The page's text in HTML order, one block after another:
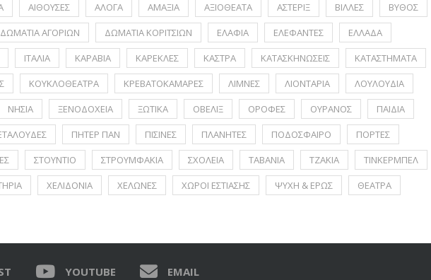
ΑΙΘΟΥΣΕΣ ΑΛΟΓΑ ΑΜΑΞΙΑ ΑΞΙΟΘΕΑΤΑ ΑΣΤΕΡΙΞ ΒΙΛΛΕΣ
ΒΥΘΟΣ
ΔΩΜΑΤΙΑ ΑΓΟΡΙΩΝ ΔΩΜΑΤΙΑ ΚΟΡΙΤΣΙΩΝ ΕΛΑΦΙΑ ΕΛΕΦΑΝΤΕΣ
ΕΛΛΑΔΑ
ΙΤΑΛΙΑ ΚΑΡΑΒΙΑ ΚΑΡΕΚΛΕΣ ΚΑΣΤΡΑ ΚΑΤΑΣΚΗΝΩΣΕΙΣ
ΚΑΤΑΣΤΗΜΑΤΑ
ΚΟΥΚΛΟΘΕΑΤΡΑ ΚΡΕΒΑΤΟΚΑΜΑΡΕΣ ΛΙΜΝΕΣ ΛΙΟΝΤΑΡΙΑ
ΛΟΥΛΟΥΔΙΑ
ΝΗΣΙΑ ΞΕΝΟΔΟΧΕΙΑ ΞΩΤΙΚΑ ΟΒΕΛΙΞ ΟΡΟΦΕΣ ΟΥΡΑΝΟΣ
ΠΑΙΔΙΑ
ΠΗΤΕΡ ΠΑΝ ΠΙΣΙΝΕΣ ΠΛΑΝΗΤΕΣ ΠΟΔΟΣΦΑΙΡΟ
ΠΟΡΤΕΣ
ΣΤΟΥΝΤΙΟ ΣΤΡΟΥΜΦΑΚΙΑ ΣΧΟΛΕΙΑ ΤΑΒΑΝΙΑ ΤΖΑΚΙΑ
ΤΙΝΚΕΡΜΠΕΛ
ΧΕΛΙΔΟΝΙΑ ΧΕΛΩΝΕΣ ΧΩΡΟΙ ΕΣΤΙΑΣΗΣ ΨΥΧΗ & ΕΡΩΣ ΘΕΑΤΡΑ
YOUTUBE EMAIL